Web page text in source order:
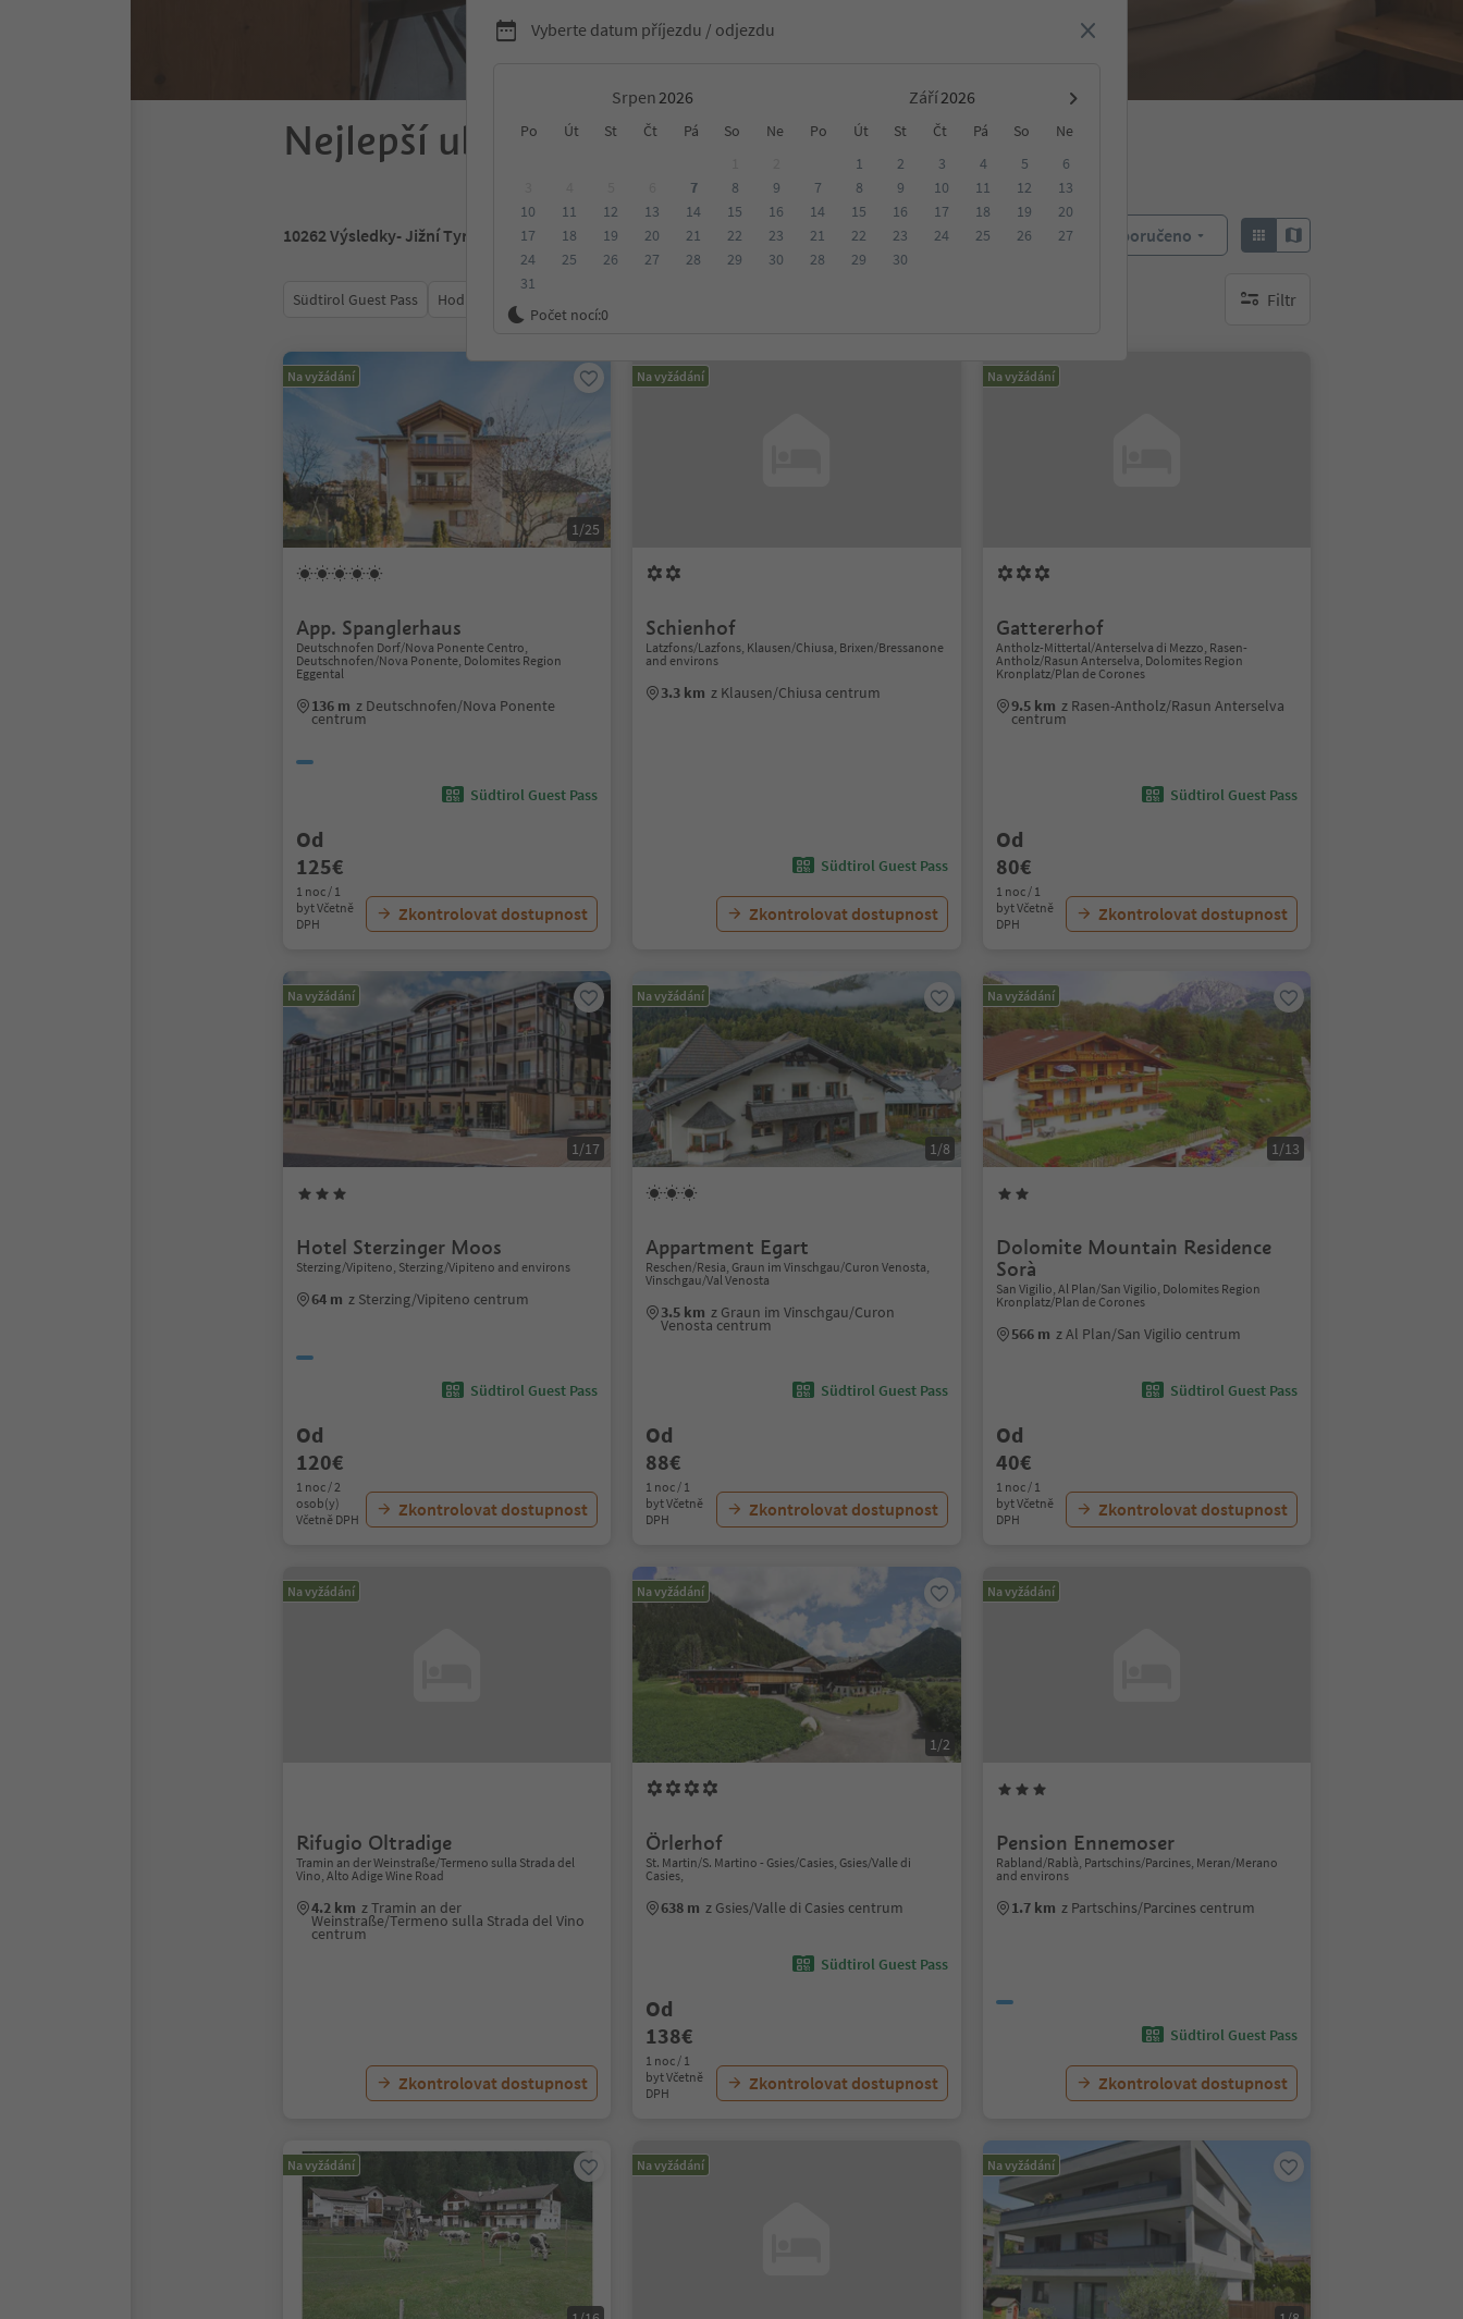
Vyberte datum příjezdu / odjezdu
Srpen Září
Po Út St Čt Pá So Ne Po Út St Čt Pá So
Ne
7 8
9
10
11 12 13 14 15
16
17
18 19 20 21 22
23
24
25 26 27 28 29
30
31
1 2 3 4 5
6
7
8 9 10 11 12
13
14
15 16 17 18 19
20
21
22 23 24 25 26
27
28
29 30
Počet nocí:0
Nejlepší ubytování v Jižním Tyrolsku
10262Výsledky- Jižní Tyrolsko Objednat: Doporučeno
Südtirol Guest Pass Hodnocení Filtr
brak aktywnych filtrów
Na vyžádání
1/25
App. Spanglerhaus
Deutschnofen Dorf/Nova Ponente Centro,
Deutschnofen/Nova Ponente, Dolomites Region
Eggental
136 m z Deutschnofen/Nova Ponente
centrum
Südtirol Guest Pass
Od
125€
1 noc / 1
byt Včetně
DPH
Zkontrolovat dostupnost
Na vyžádání
Schienhof
Latzfons/Lazfons, Klausen/Chiusa, Brixen/Bressanone
and environs
3.3 km z Klausen/Chiusa centrum
Südtirol Guest Pass
Zkontrolovat dostupnost
Na vyžádání
Gattererhof
Antholz-Mittertal/Anterselva di Mezzo, Rasen-
Antholz/Rasun Anterselva, Dolomites Region
Kronplatz/Plan de Corones
9.5 km z Rasen-Antholz/Rasun Anterselva
centrum
Südtirol Guest Pass
Od
80€
1 noc / 1
byt Včetně
DPH
Zkontrolovat dostupnost
Na vyžádání
1/17
Hotel Sterzinger Moos
Sterzing/Vipiteno, Sterzing/Vipiteno and environs
64 m z Sterzing/Vipiteno centrum
Südtirol Guest Pass
Od
120€
1 noc / 2
osob(y)
Včetně DPH
Zkontrolovat dostupnost
Na vyžádání
1/8
Appartment Egart
Reschen/Resia, Graun im Vinschgau/Curon Venosta,
Vinschgau/Val Venosta
3.5 km z Graun im Vinschgau/Curon
Venosta centrum
Südtirol Guest Pass
Od
88€
1 noc / 1
byt Včetně
DPH
Zkontrolovat dostupnost
Na vyžádání
1/13
Dolomite Mountain Residence
Sorà
San Vigilio, Al Plan/San Vigilio, Dolomites Region
Kronplatz/Plan de Corones
566 m z Al Plan/San Vigilio centrum
Südtirol Guest Pass
Od
40€
1 noc / 1
byt Včetně
DPH
Zkontrolovat dostupnost
Na vyžádání
Rifugio Oltradige
Tramin an der Weinstraße/Termeno sulla Strada del
Vino, Alto Adige Wine Road
4.2 km z Tramin an der
Weinstraße/Termeno sulla Strada del Vino
centrum
Zkontrolovat dostupnost
Na vyžádání
1/2
Örlerhof
St. Martin/S. Martino - Gsies/Casies, Gsies/Valle di
Casies,
638 m z Gsies/Valle di Casies centrum
Südtirol Guest Pass
Od
138€
1 noc / 1
byt Včetně
DPH
Zkontrolovat dostupnost
Na vyžádání
Pension Ennemoser
Rabland/Rablà, Partschins/Parcines, Meran/Merano
and environs
1.7 km z Partschins/Parcines centrum
Südtirol Guest Pass
Zkontrolovat dostupnost
Na vyžádání Na vyžádání Na vyžádání